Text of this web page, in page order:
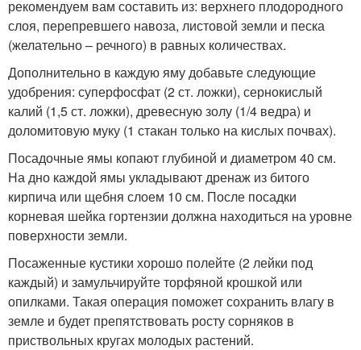
рекомендуем вам составить из: верхнего плодородного
слоя, перепревшего навоза, листовой земли и песка
(желательно – речного) в равных количествах.
Дополнительно в каждую яму добавьте следующие
удобрения: суперфосфат (2 ст. ложки), сернокислый
калий (1,5 ст. ложки), древесную золу (1/4 ведра) и
доломитовую муку (1 стакан только на кислых почвах).
Посадочные ямы копают глубиной и диаметром 40 см.
На дно каждой ямы укладывают дренаж из битого
кирпича или щебня слоем 10 см. После посадки
корневая шейка гортензии должна находиться на уровне
поверхности земли.
Посаженные кустики хорошо полейте (2 лейки под
каждый) и замульчируйте торфяной крошкой или
опилками. Такая операция поможет сохранить влагу в
земле и будет препятствовать росту сорняков в
приствольных кругах молодых растений.